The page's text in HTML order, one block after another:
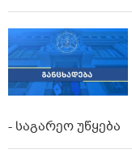
- საგარეო უწყება